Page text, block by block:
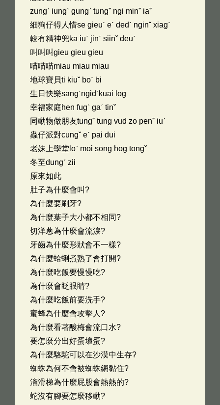
zungˊ iungˋ gungˊ tungˇ ngi minˇ iaˇ
細狗仔得人惜se gieuˋ eˋ dedˋ nginˇ xiagˋ
較有精神兜ka iuˊ jinˊ siinˇ deuˊ
叫叫叫gieu gieu gieu
喵喵喵miau miau miau
地球寶貝ti kiuˇ boˋ bi
生日快樂sangˊngidˋkuai log
幸福家庭hen fugˋ gaˊ tinˇ
同動物做朋友tungˇ tung vud zo penˇ iuˊ
蟲仔派對cungˇ eˋ pai dui
老妹上學堂loˋ moi song hog tongˇ
冬至dungˊ zii
原來如此
肚子為什麼會叫?
為什麼要刷牙?
為什麼葉子大小都不相同?
切洋蔥為什麼會流淚?
牙齒為什麼形狀會不一樣?
為什麼蛤蜊煮熟了會打開?
為什麼吃飯要慢慢吃?
為什麼會眨眼睛?
為什麼吃飯前要洗手?
蜜蜂為什麼會攻擊人?
為什麼看著酸梅會流口水?
要怎麼分出好蛋壞蛋?
為什麼駱駝可以在沙漠中生存?
蜘蛛為何不會被蜘蛛網黏住?
溜滑梯為什麼屁股會熱熱的?
蛇沒有腳要怎麼移動?